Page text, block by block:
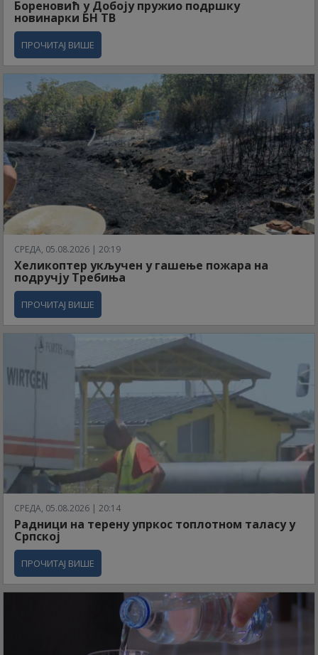
Бореновић у Добоју пружио подршку
новинарки БН ТВ
ПРОЧИТАЈ ВИШЕ
СРЕДА, 05.08.2026 | 20:19
Хеликоптер укључен у гашење пожара на
подручју Требиња
ПРОЧИТАЈ ВИШЕ
СРЕДА, 05.08.2026 | 20:14
Радници на терену упркос топлотном таласу у
Српској
ПРОЧИТАЈ ВИШЕ